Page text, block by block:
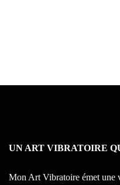
UN ART VIBRATOIRE
Mon Art Vibratoire émet une